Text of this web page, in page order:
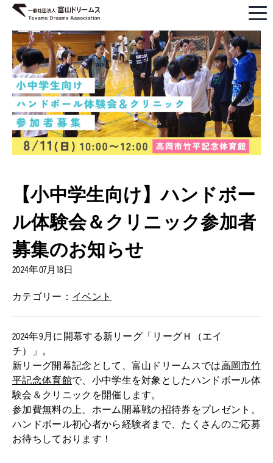
【小中学生向け】ハンドボー
ル体験会＆クリニック参加者
募集のお知らせ
2024年07月18日
カテゴリー： イベント
2024年9月に開幕する新リーグ「リーグＨ（エイ
チ）」。
新リーグ開幕記念として、富山ドリームスでは高岡市竹
平記念体育館で、小中学生を対象としたハンドボール体
験会＆クリニックを開催します。
参加費無料の上、ホーム開幕戦の招待券をプレゼント。
ハンドボール初心者から経験者まで、たくさんのご応募
お待ちしております！